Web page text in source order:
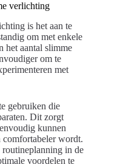
verlichting
is het aan te
om met enkele
het aantal slimme
om te
met
gebruiken die
Dit zorgt
kunnen
comfortabeler wordt.
routineplanning in de
voordelen te